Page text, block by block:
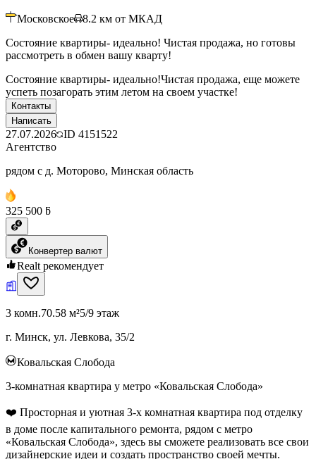
Московское 8.2 км от МКАД
Состояние квартиры- идеально! Чистая продажа, но готовы
рассмотреть в обмен вашу кварту!
Состояние квартиры- идеально!Чистая продажа, еще можете
успеть позагорать этим летом на своем участке!
Контакты
Написать
27.07.2026 ID 4151522
Агентство
рядом с д. Моторово, Минская область
325 500 ƃ
Конвертер валют
Realt рекомендует
3 комн.70.58 м²5/9 этаж
г. Минск, ул. Левкова, 35/2
Ковальская Слобода
3-комнатная квартира у метро «Ковальская Слобода»
❤️ Просторная и уютная 3-х комнатная квартира под отделку
в доме после капитального ремонта, рядом с метро
«Ковальская Слобода», здесь вы сможете реализовать все свои
дизайнерские идеи и создать пространство своей мечты.